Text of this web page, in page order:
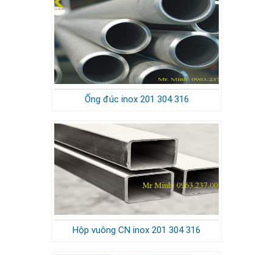
Ống đúc inox 201 304 316
Hộp vuông CN inox 201 304 316